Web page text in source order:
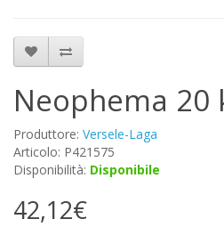
Neophema 20
Produttore: Versele-Laga
Articolo: P421575
Disponibilità: Disponibile
42,12€